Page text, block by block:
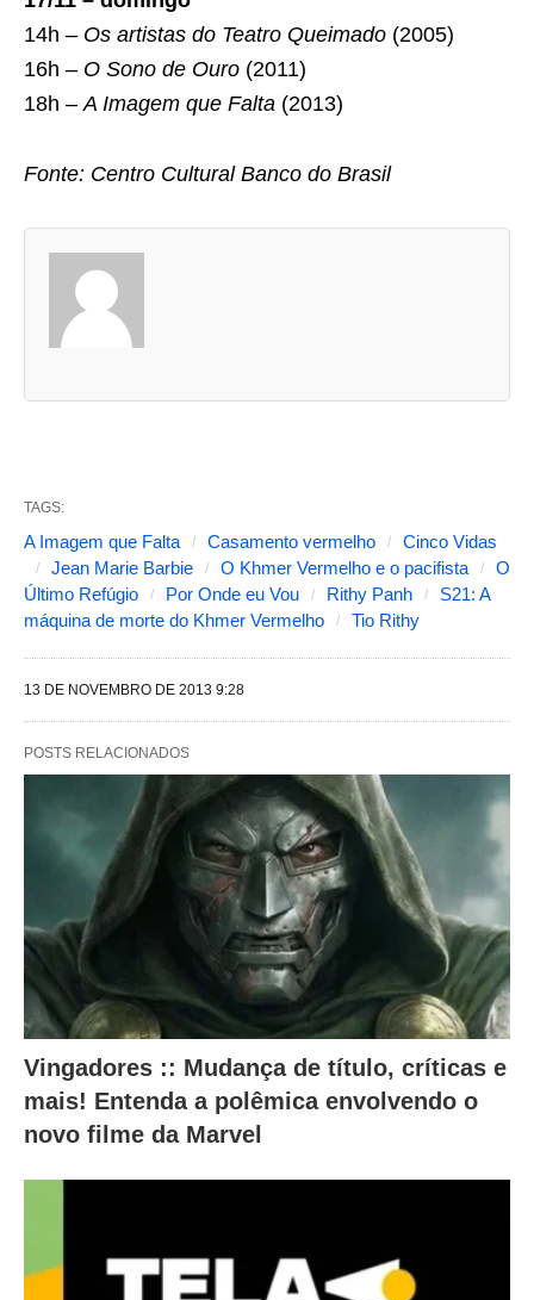
14h – Os artistas do Teatro Queimado (2005)
16h – O Sono de Ouro (2011)
18h –A Imagem que Falta (2013)
Fonte: Centro Cultural Banco do Brasil
a
s
i
n
a
t
e
r
a
m
o
n
TAGS:
A Imagem que Falta Casamento vermelho
Cinco Vidas
Jean Marie Barbie
O Khmer Vermelho e o pacifista
O
Último Refúgio
Por Onde eu Vou Rithy Panh
S21: A
máquina de morte do Khmer Vermelho
Tio Rithy
13 DE NOVEMBRO DE 2013 9:28
POSTS RELACIONADOS
Vingadores :: Mudança de título, críticas e
mais! Entenda a polêmica envolvendo o
novo filme da Marvel